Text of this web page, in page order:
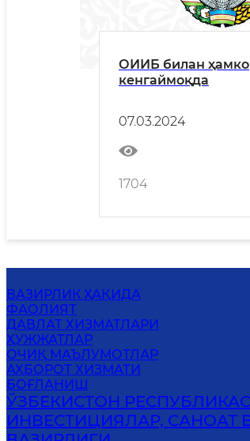
ОИИБ билан
кенгаймоқда
07.03.2024
1704
ВАЗИРЛИК ҲАҚИДА
ФАОЛИЯТ
ДАВЛАТ ХИЗМАТЛАРИ
ҲУЖЖАТЛАР
ОЧИҚ МАЪЛУМОТЛАР
АХБОРОТ ХИЗМАТИ
БОҒЛАНИШ
ЎЗБЕКИСТОН
ИНВЕСТИЦИЯЛАР, САНОАТ